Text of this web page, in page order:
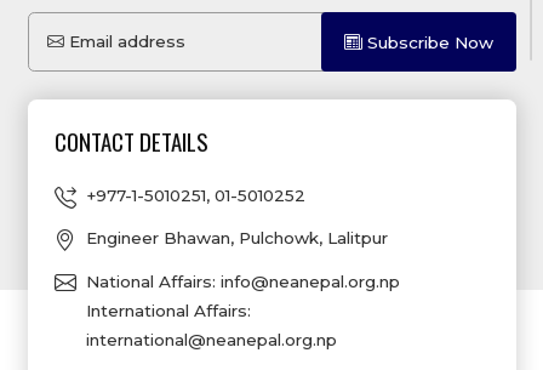
Subscribe Now
Email address
CONTACT DETAILS
+977-1-5010251,01-5010252
Engineer Bhawan, Pulchowk, Lalitpur
National Affairs:info@neanepal.org.np
International Affairs:
international@neanepal.org.np